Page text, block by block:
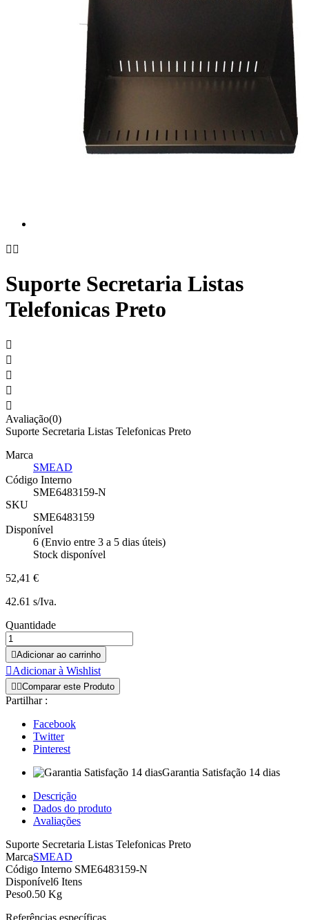
 
Suporte Secretaria Listas
Telefonicas Preto





Avaliação(0)
Suporte Secretaria Listas Telefonicas Preto
Marca
SMEAD
Código Interno
SME6483159-N
SKU
SME6483159
Disponível
6 (Envio entre 3 a 5 dias úteis)
Stock disponível
52,41 €
42.61 s/Iva.
Quantidade
Adicionar ao carrinho
Adicionar à Wishlist
 Comparar este Produto
Partilhar :
Facebook
Twitter
Pinterest
Garantia Satisfação 14 dias
Descrição
Dados do produto
Avaliações
Suporte Secretaria Listas Telefonicas Preto
MarcaSMEAD
Código Interno SME6483159-N
Disponível6 Itens
Peso0.50 Kg